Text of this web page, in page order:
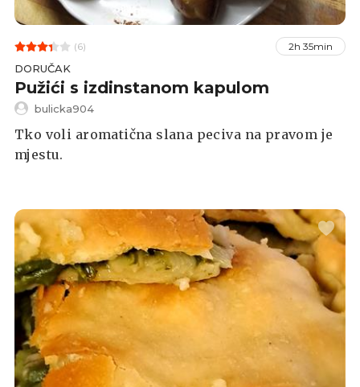
(6) 2h 35min
DORUČAK
Pužići s izdinstanom kapulom
bulicka904
Tko voli aromatična slana peciva na pravom je
mjestu.